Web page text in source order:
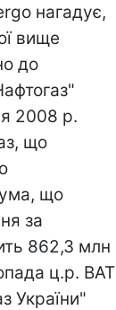
нагадує,
вище
до
2008 р.
що
що
за
862,3 млн
ц.р. ВАТ
України"